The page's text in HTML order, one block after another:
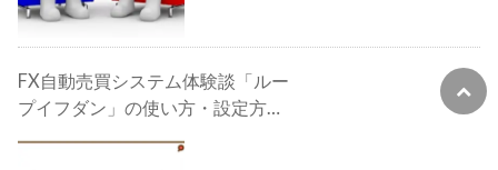
FX自動売買システム体験談「ルー
プイフダン」の使い方・設定方